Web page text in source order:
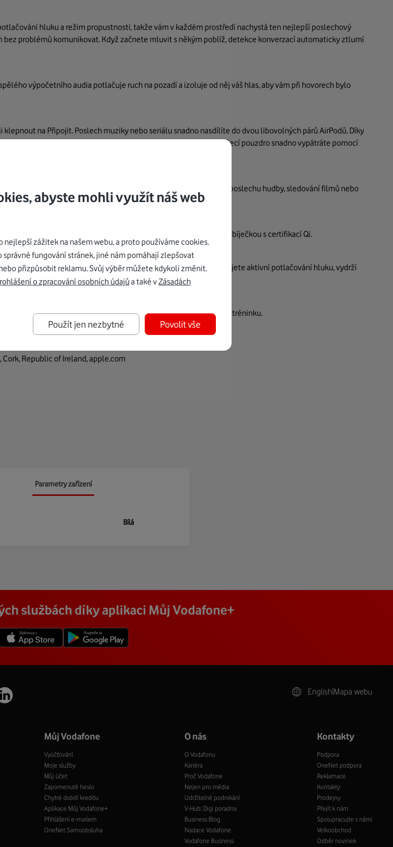
hluku a režim propustnosti, takže vám v každém prostředí nachystá ten nejlepší poslechový
bez problémů komunikovat. Když začnete mluvit s někým poblíž, detekce konverzací automaticky ztlumí
výpočetního audia potlačuje ruch na pozadí a izoluje od něj váš hlas, aby vám při hovorech bylo
klepnout na Připojit. Poslech muziky nebo seriálu snadno nasdílíte do dvou libovolných párů AirPodů. Díky
v uších, a přehrávání se pozastaví, když je vyndáte. AirPody i nabíjecí pouzdro snadno vypátráte pomocí
obklopí ze všech stran. A nachystá vám trojrozměrný zážitek při poslechu hudby, sledování filmů nebo
Nabíjet se dá nabíječkou Apple Watch, USB‑C kabelem nebo nabíječkou s certifikací Qi.
nabití,při použití nabíjecího pouzdra až 20 hodin. A pokud nepoužijete aktivní potlačování hluku, vydrží
IP54, takže vás nevyšplouchnou v dešti ani při náročném tréninku.
Republic of Ireland, apple.com
Parametry zařízení
Bílá
službách díky aplikaci Můj Vodafone+
English Mapa webu
Můj Vodafone
Vyúčtování
Moje služby
Můj účet
Zapomenuté heslo
Chytré dobití kreditu
Aplikace Můj Vodafone+
Přihlášení e-mailem
OneNet Samoobsluha
O nás
O Vodafonu
Kariéra
Proč Vodafone
Nejen pro média
Udržitelné podnikání
V-Hub: Digi poradna
Business Blog
Nadace Vodafone
Vodafone Business
Kontakty
Podpora
OneNet podpora
Reklamace
Kontakty
Prodejny
Přejít k nám
Spolupracujte s námi
Velkoobchod
Odběr novinek
abyste mohli využít náš web
nejlepší zážitek na našem webu, a proto používáme cookies.
fungování stránek, jiné nám pomáhají zlepšovat
přizpůsobit reklamu. Svůj výběr můžete kdykoli změnit.
o zpracování osobních údajů a také vZásadách
Použít jen nezbytné Povolit vše